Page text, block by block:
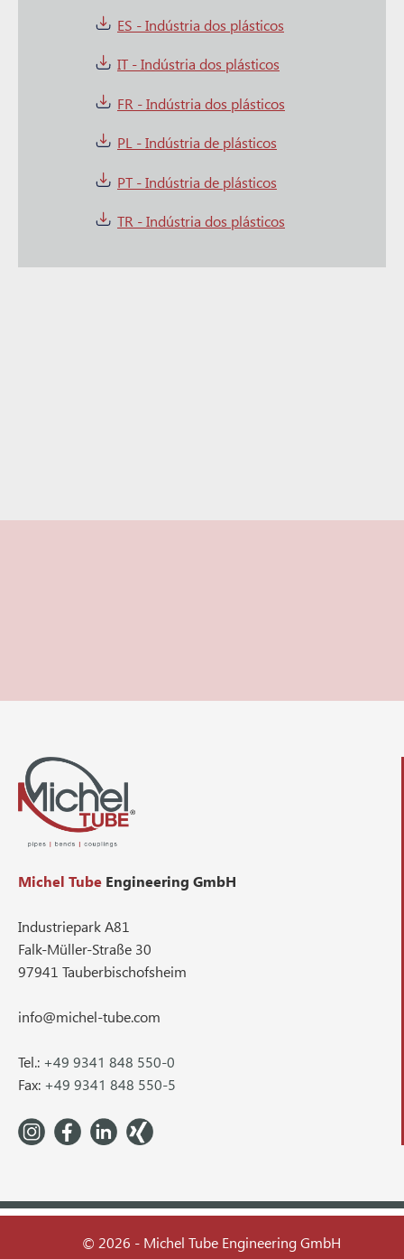
ES - Indústria dos plásticos
IT - Indústria dos plásticos
FR - Indústria dos plásticos
PL - Indústria de plásticos
PT - Indústria de plásticos
TR - Indústria dos plásticos
Michel Tube Engineering GmbH
Industriepark A81
Falk-Müller-Straße 30
97941 Tauberbischofsheim
info@michel-tube.com
Tel.: +49 9341 848 550-0
Fax: +49 9341 848 550-5
© 2026 - Michel Tube Engineering GmbH